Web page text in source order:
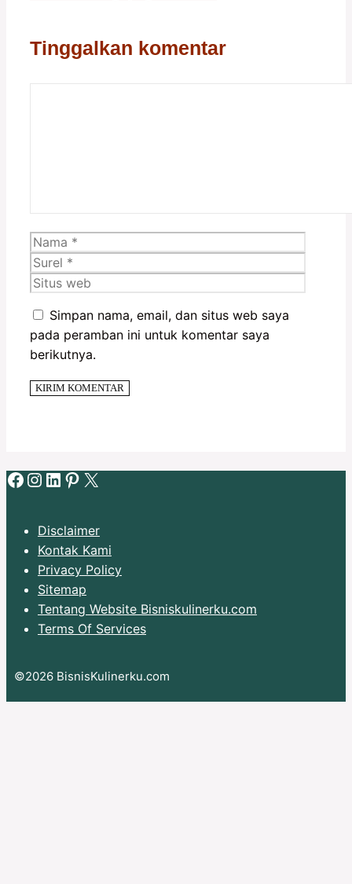
Tinggalkan komentar
Nama
Simpan nama, email, dan situs web saya
pada peramban ini untuk komentar saya
berikutnya.
Facebook
Instagram
LinkedIn
Pinterest
X
Disclaimer
Kontak Kami
Privacy Policy
Sitemap
Tentang Website Bisniskulinerku.com
Terms Of Services
©2026 BisnisKulinerku.com